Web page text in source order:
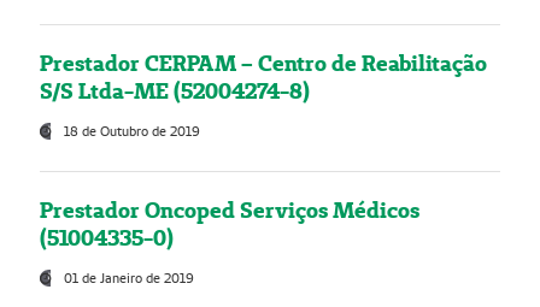
Prestador CERPAM – Centro de Reabilitação
S/S Ltda-ME (52004274-8)
18 de Outubro de 2019
Prestador Oncoped Serviços Médicos
(51004335-0)
01 de Janeiro de 2019